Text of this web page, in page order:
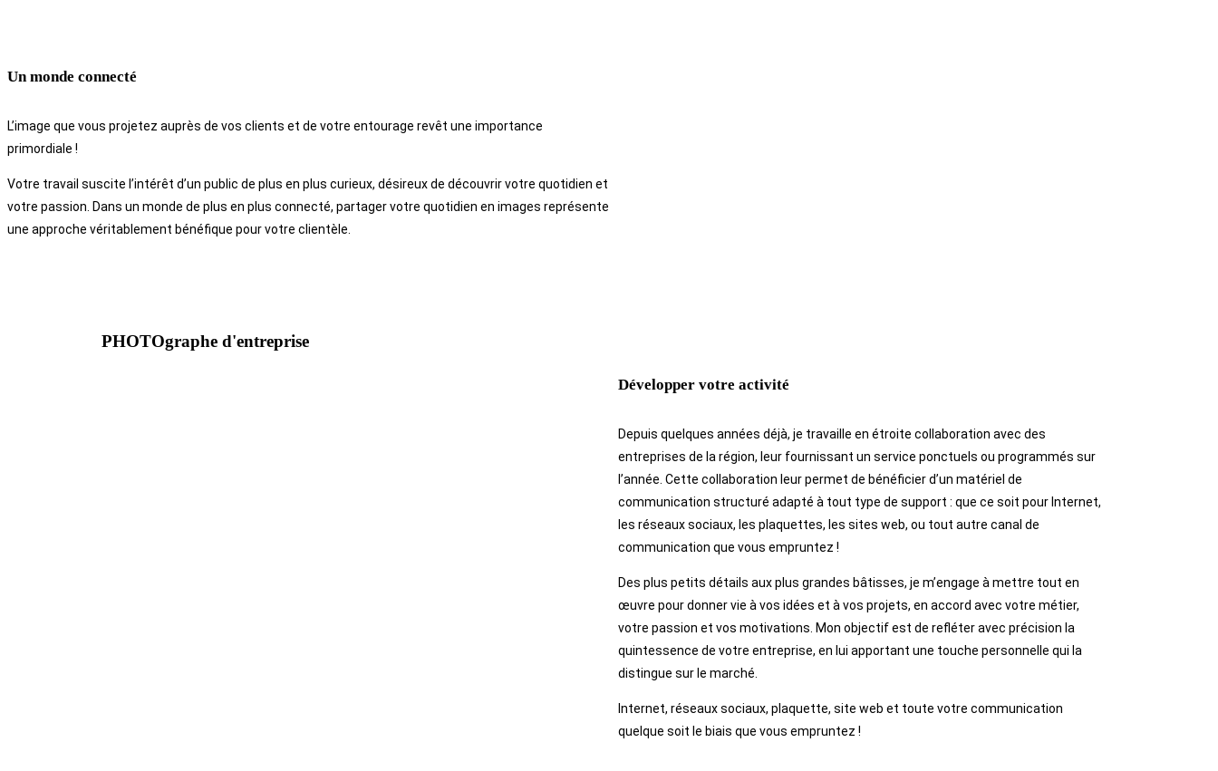
Un monde connecté
L’image que vous projetez auprès de vos clients et de votre entourage revêt une importance
primordiale !
Votre travail suscite l’intérêt d’un public de plus en plus curieux, désireux de découvrir votre quotidien et
votre passion. Dans un monde de plus en plus connecté, partager votre quotidien en images représente
une approche véritablement bénéfique pour votre clientèle.
PHOTOgraphe d'entreprise
Développer votre activité
Depuis quelques années déjà, je travaille en étroite collaboration avec des
entreprises de la région, leur fournissant un service ponctuels ou programmés sur
l’année. Cette collaboration leur permet de bénéficier d’un matériel de
communication structuré adapté à tout type de support : que ce soit pour Internet,
les réseaux sociaux, les plaquettes, les sites web, ou tout autre canal de
communication que vous empruntez !
Des plus petits détails aux plus grandes bâtisses, je m’engage à mettre tout en
œuvre pour donner vie à vos idées et à vos projets, en accord avec votre métier,
votre passion et vos motivations. Mon objectif est de refléter avec précision la
quintessence de votre entreprise, en lui apportant une touche personnelle qui la
distingue sur le marché.
Internet, réseaux sociaux, plaquette, site web et toute votre communication
quelque soit le biais que vous empruntez !